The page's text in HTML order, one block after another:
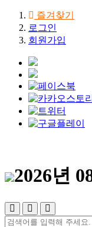
즐겨찾기
로그인
회원가입
2026년